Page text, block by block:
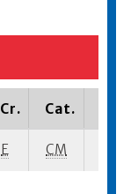
Cr. Cat.
E CM